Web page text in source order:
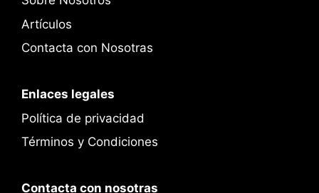
Artículos
Contacta con Nosotras
Enlaces legales
Política de privacidad
Términos y Condiciones
Contacta con nosotras